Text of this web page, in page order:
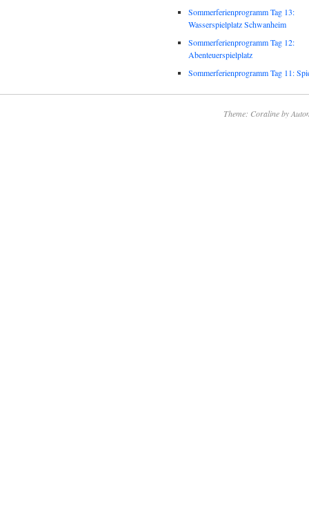
Sommerferienprogramm Tag 13:
Wasserspielplatz Schwanheim
Sommerferienprogramm Tag 12:
Abenteuerspielplatz
Sommerferienprogramm Tag 11:
Theme: Coraline by